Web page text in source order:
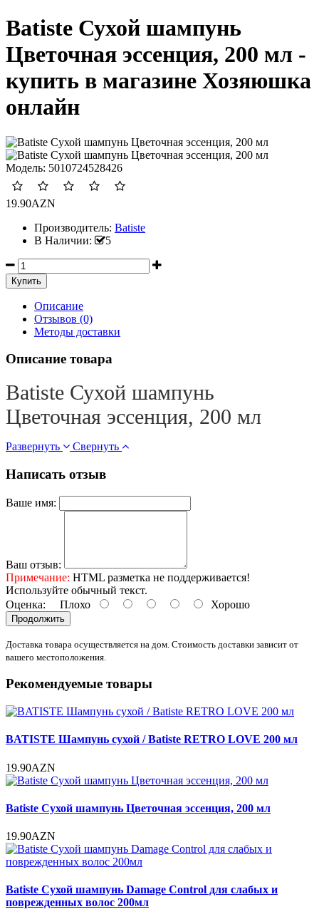
Batiste Сухой шампунь
Цветочная эссенция, 200 мл -
купить в магазине Хозяюшка
онлайн
Модель: 5010724528426
19.90AZN
Производитель: Batiste
В Наличии:
5
Описание
Отзывов (0)
Методы доставки
Описание товара
Batiste Сухой шампунь
Цветочная эссенция, 200 мл
Развернуть Свернуть
Написать отзыв
Ваше имя:
Ваш отзыв:
Примечание: HTML разметка не поддерживается!
Используйте обычный текст.
Оценка: Плохо Хорошо
Продолжить
Доставка товара осуществляется на дом. Стоимость доставки зависит от
вашего местоположения.
Рекомендуемые товары
BATISTE Шампунь сухой / Batiste RETRO LOVE 200 мл
19.90AZN
Batiste Сухой шампунь Цветочная эссенция, 200 мл
19.90AZN
Batiste Сухой шампунь Damage Control для слабых и
поврежденных волос 200мл